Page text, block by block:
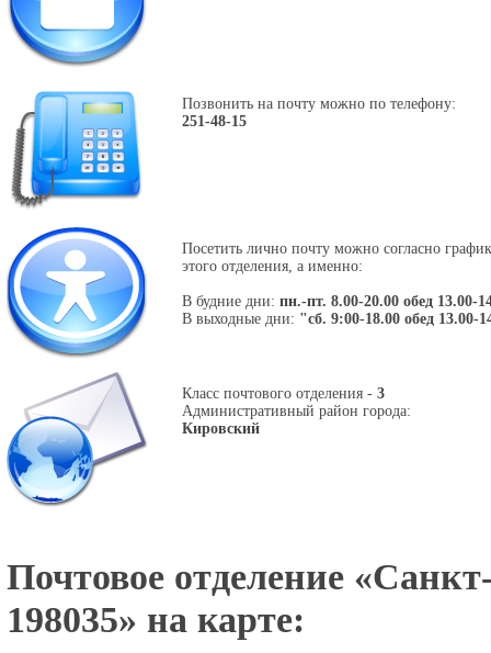
Позвонить на почту можно по телефону:
251-48-15
Посетить лично почту можно согласно
этого отделения, а именно:
В будние дни: пн.-пт. 8.00-20.00 обед 13.00-
В выходные дни: "сб. 9:00-18.00 обед 13.00-
Класс почтового отделения - 3
Административный район города:
Кировский
Почтовое отделение «
198035» на карте: